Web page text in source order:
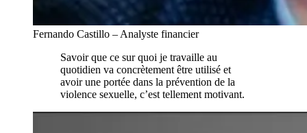
Fernando Castillo – Analyste financier
Savoir que ce sur quoi je travaille au
quotidien va concrètement être utilisé et
avoir une portée dans la prévention de la
violence sexuelle, c’est tellement motivant.